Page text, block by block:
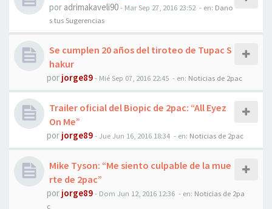
por adrimakaveli90- Mar Sep 27, 2016 23:52 - en: Dano
s tus Sugerencias
Se cumplen 20 años del tiroteo de Tupac S
hakur
por jorge89- Mié Sep 07, 2016 22:45 - en: Noticias de 2pac
Trailer oficial del Biopic de 2pac: “All Eyez
On Me”
por jorge89-Jue Jun 16, 2016 18:34 - en: Noticias de 2pac
Mike Tyson: “Me siento culpable de la mue
rte de 2pac”
por jorge89- Dom Jun 12, 2016 12:36 - en: Noticias de 2pa
c